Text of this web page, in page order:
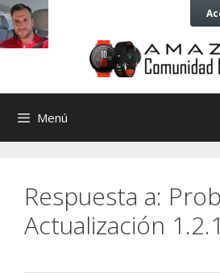
Saltar
al
contenido
Saltar
al
contenido
Menú
Respuesta a:
Actualización